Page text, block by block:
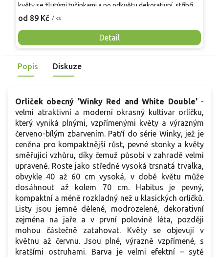
od 89 Kč / ks
Detail
květy se žlutými tyčinkami a po odkvětu dekorativní, stříbřité
plodenství. V dospělosti mívá cca 15–20 cm na výšku a 25–
fialovým formám působí světleji ve štěrku i mezi jarními
cibulovinami. V kompozici se uplatňuje v přední části
záhonu, ve skalce, ve štěrkovém pruhu u cesty nebo v
kamenném korytu společně s tařicemi, nízkými rozchodníky
či kostřavami.
Popis Diskuze
Orlíček obecný 'Winky Red and White Double'-
velmi atraktivní a moderní okrasný kultivar orlíčku,
který vyniká plnými, vzpřímenými květy a výrazným
červeno-bílým zbarvením. Patří do série Winky, jež je
ceněna pro kompaktnější růst, pevné stonky a květy
směřující vzhůru, díky čemuž působí v zahradě velmi
upraveně. Roste jako středně vysoká trsnatá trvalka,
obvykle 40 až 60 cm vysoká, v době květu může
dosáhnout až kolem 70 cm. Habitus je pevný,
kompaktní a méně rozkladný než u klasických orlíčků.
Listy jsou jemně dělené, modrozelené, dekorativní
zejména na jaře a v první polovině léta, později
mohou částečně zatahovat. Květy se objevují v
květnu až červnu. Jsou plné, výrazně vzpřímené, s
kratšími ostruhami. Barva je velmi efektní – sytě